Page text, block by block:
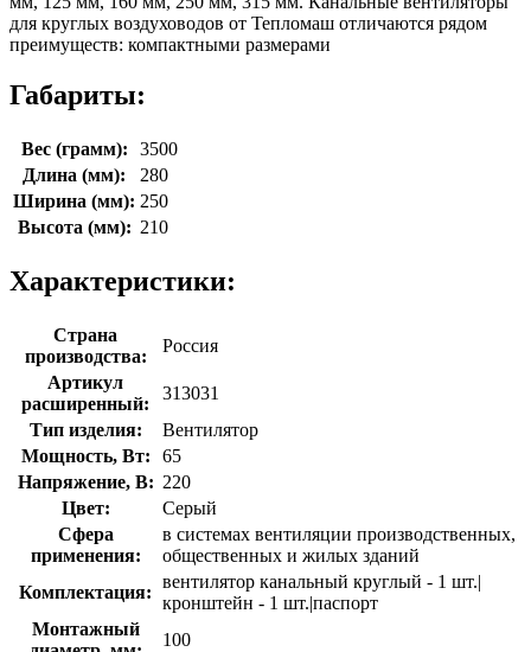
для круглых воздуховодов от Тепломаш отличаются рядом
преимуществ: компактными размерами
Габариты:
Вес (грамм):
3500
Длина (мм):
280
Ширина (мм): 250
Высота (мм): 210
Характеристики:
Страна
производства:
Россия
Артикул
расширенный:
313031
Тип изделия:
Вентилятор
Мощность, Вт:
65
Напряжение, В: 220
Цвет:
Серый
Сфера
применения:
в системах вентиляции производственных,
общественных и жилых зданий
Комплектация:
вентилятор канальный круглый - 1 шт.|
кронштейн - 1 шт.|паспорт
Монтажный
100